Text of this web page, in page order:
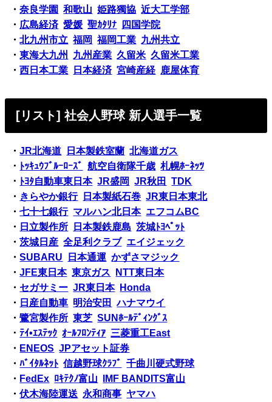
・奈良学園 和歌山 姫路獨協 近大工学部
・ 広島経済 愛媛 聖ｶﾀﾘﾅ
四国学院
・北九州市立 福岡 福岡工業 九州共立
・東海大九州 九州産業 久留米 久留米工業
・西日本工業 日本経済 宮崎産経 鹿屋体育
[リスト] 社会人野球 新人選手一覧
・JR北海道 日本製鉄室蘭 北海道ガス
・ ﾄｯｷｭｳﾌﾞﾙｰﾛｰｽﾞ 航空自衛隊千歳 札幌ﾎｰﾈｯﾂ
・ ﾄﾖﾀ自動車東日本 JR盛岡 JR秋田
TDK
・ きらやか銀行 日本製紙石巻 JR東日本東北
・七十七銀行 マルハン北日本 エフコムBC
・ 日立製作所 日本製鉄鹿島 茨城ﾄﾖﾍﾟｯﾄ
・茨城日産 全足利クラブ エイジェック
・SUBARU 日本通運 かずさマジック
・JFE東日本 東京ガス
NTT東日本
・ セガサミー JR東日本
Honda
・ 日産自動車 明治安田
ハナマウイ
・鷺宮製作所 東芝 SUNﾎｰﾙﾃﾞｨﾝｸﾞｽ
・ﾃｲ•ｴｽﾃｯｸ ｵｰﾙﾌﾛﾝﾃｨｱ 三菱重工East
・ ENEOS JPアセット証券
・ﾊﾞｲﾀﾙﾈｯﾄ 信越野球ｸﾗﾌﾞ
千曲川硬式野球
・ FedEx ﾛｷﾃｸﾉ富山
IMF BANDITS富山
・伏木海陸運送 永和商事 ヤマハ